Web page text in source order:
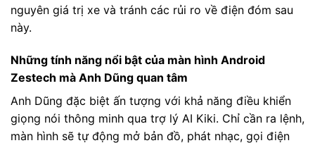
nguyên giá trị xe và tránh các rủi ro về điện đóm sau
này.
Những tính năng nổi bật của màn hình Android
Zestech mà Anh Dũng quan tâm
Anh Dũng đặc biệt ấn tượng với khả năng điều khiển
giọng nói thông minh qua trợ lý AI Kiki. Chỉ cần ra lệnh,
màn hình sẽ tự động mở bản đồ, phát nhạc, gọi điện